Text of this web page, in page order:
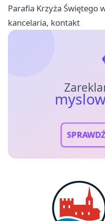
Parafia Krzyża Świętego
kancelaria, kontakt